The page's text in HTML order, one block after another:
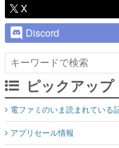
X
Discord
ピックアップ
電ファミのいま読まれている
アプリセール情報